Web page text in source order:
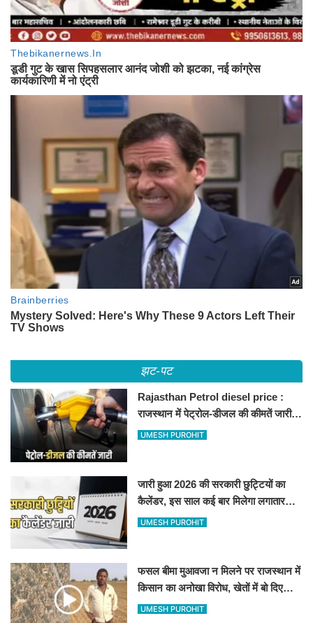
झट-पट
Rajasthan Petrol diesel price :
राजस्थान में पेट्रोल-डीजल की कीमतें जारी,
जानिए बीकानेर समेत पुरे प्रदेश में नए रेट
UMESH PUROHIT
जारी हुआ 2026 की सरकारी छुट्टियों का
कैलेंडर, इस साल कई बार मिलेगा लगातार
अवकाश, देखें
UMESH PUROHIT
फसल बीमा मुआवजा न मिलने पर राजस्थान में
किसान का अनोखा विरोध, खेतों में बो दिए
500-500 रुपए के नोट, वीडियो वायरल
UMESH PUROHIT